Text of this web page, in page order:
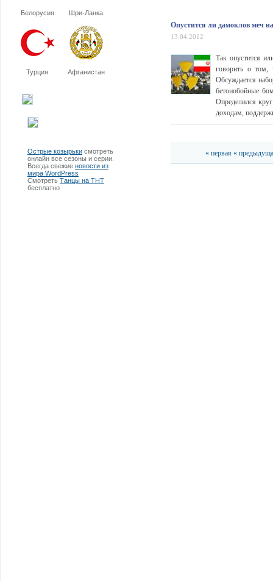
Белорусия Шри-Ланка
Турция Афганистан
Острые козырьки смотреть
онлайн все сезоны и серии.
Всегда свежие новости из
мира WordPress
Смотреть Танцы на ТНТ
бесплатно
Опустится ли дамоклов меч
13.04.2012
Так опустится
говорить о том,
Обсуждается
бетонобойные
Определился
доходам,
« первая «